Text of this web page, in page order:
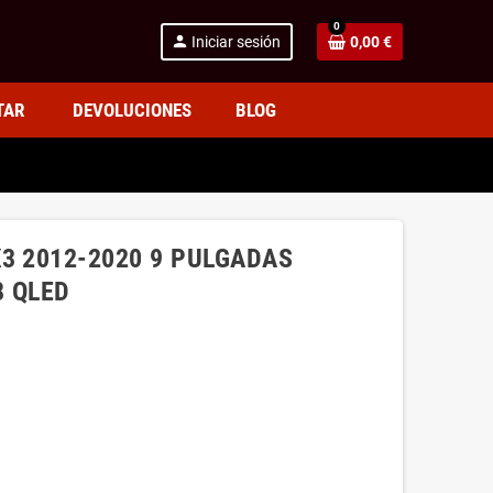
person Iniciar sesión
0
0,00 €
DEVOLUCIONES BLOG
2012-2020 9 PULGADAS
QLED